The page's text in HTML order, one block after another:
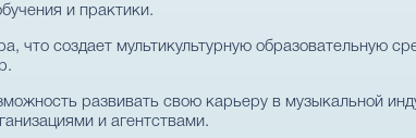
и практики.
что создает мультикультурную образовательную
развивать свою карьеру в музыкальной
и агентствами.